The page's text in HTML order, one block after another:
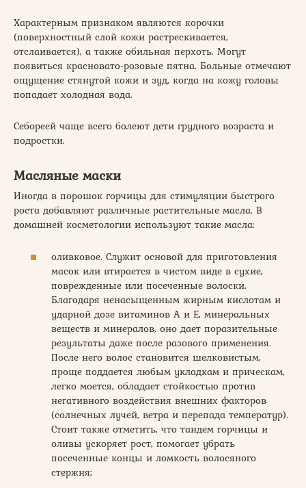
Характерным признаком являются корочки
(поверхностный слой кожи растрескивается,
отслаивается), а также обильная перхоть. Могут
появиться красновато-розовые пятна. Больные отмечают
ощущение стянутой кожи и зуд, когда на кожу головы
попадает холодная вода.
Себореей чаще всего болеют дети грудного возраста и
подростки.
Масляные маски
Иногда в порошок горчицы для стимуляции быстрого
роста добавляют различные растительные масла. В
домашней косметологии используют такие масла:
оливковое. Служит основой для приготовления
масок или втирается в чистом виде в сухие,
поврежденные или посеченные волоски.
Благодаря ненасыщенным жирным кислотам и
ударной дозе витаминов А и Е, минеральных
веществ и минералов, оно дает поразительные
результаты даже после разового применения.
После него волос становится шелковистым,
проще поддается любым укладкам и прическам,
легко моется, обладает стойкостью против
негативного воздействия внешних факторов
(солнечных лучей, ветра и перепада температур).
Стоит также отметить, что тандем горчицы и
оливы ускоряет рост, помогает убрать
посеченные концы и ломкость волосяного
стержня;